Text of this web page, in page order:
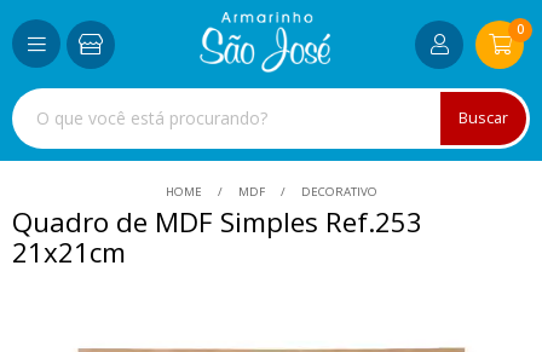
Buscar
0
HOME MDF DECORATIVO
Quadro de MDF Simples Ref.253
21x21cm